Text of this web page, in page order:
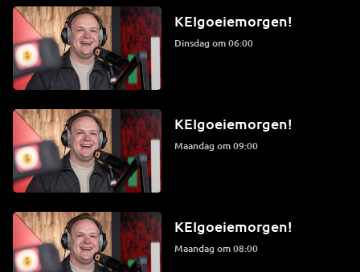
KEIgoeiemorgen!
dinsdag om 06:00
KEIgoeiemorgen!
maandag om 09:00
KEIgoeiemorgen!
maandag om 08:00